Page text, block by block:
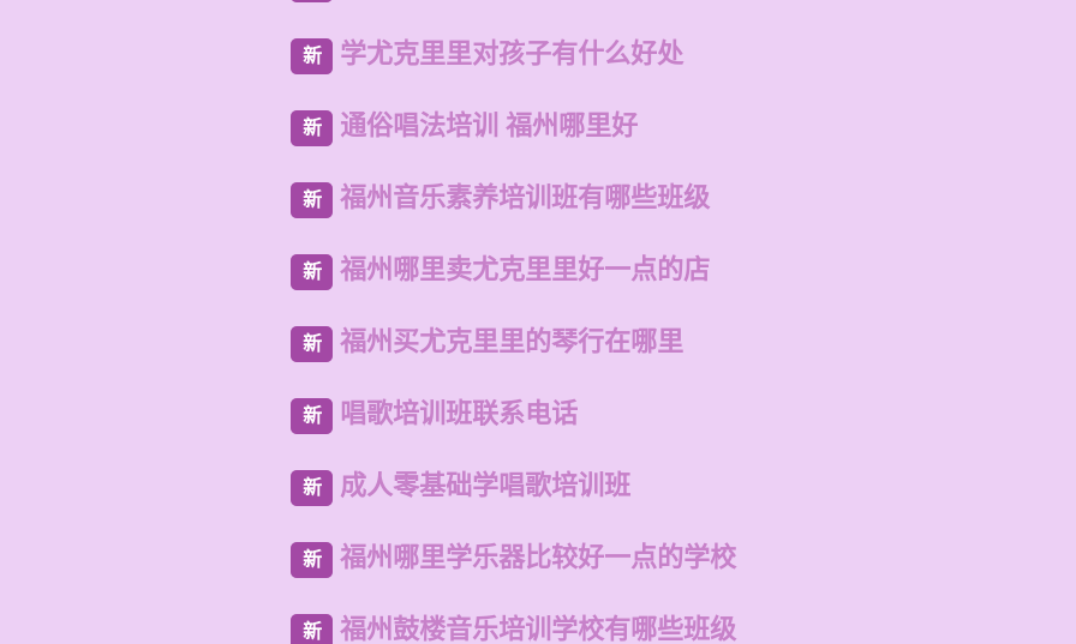
新 学尤克里里对孩子有什么好处
新 通俗唱法培训 福州哪里好
新 福州音乐素养培训班有哪些班级
新 福州哪里卖尤克里里好一点的店
新 福州买尤克里里的琴行在哪里
新 唱歌培训班联系电话
新 成人零基础学唱歌培训班
新 福州哪里学乐器比较好一点的学校
新 福州鼓楼音乐培训学校有哪些班级